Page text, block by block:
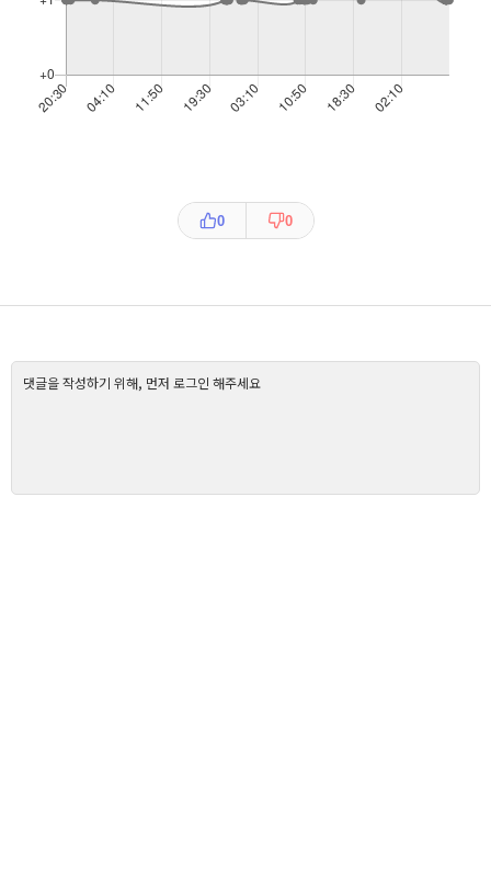
0 0
댓글을 작성하기 위해, 먼저 로그인 해주세요